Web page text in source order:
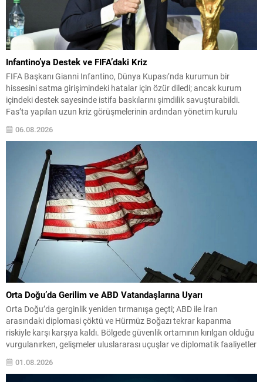
Infantino’ya Destek ve FIFA’daki Kriz
FIFA Başkanı Gianni Infantino, Dünya Kupası’nda kurumun bir
hissesini satma girişimindeki hatalar için özür diledi; ancak kurum
içindeki destek sayesinde istifa baskılarını şimdilik savuşturabildi.
Fas’ta yapılan uzun kriz görüşmelerinin ardından yönetim kurulu
Infantino’ya tam destek verdiğini açıkladı. Sızdırılan plan detayları ve
ulusal federasyonlara verilen teşvik tekliflerinin ortaya çıkışı, yoğun
eleştirilere...
06.08.2026
Orta Doğu’da Gerilim ve ABD Vatandaşlarına Uyarı
Orta Doğu’da gerginlik yeniden tırmanışa geçti; ABD ile İran
arasındaki diplomasi çöktü ve Hürmüz Boğazı tekrar kapanma
riskiyle karşı karşıya kaldı. Bölgede güvenlik ortamının kırılgan olduğu
vurgulanırken, gelişmeler uluslararası uçuşlar ve diplomatik faaliyetler
üzerinde etkili olma potansiyeli taşıyor. ABD yönetimi, çatışma olasılığı
ve beklenmedik operasyonlara karşı bölgedeki vatandaşlarını dikkatli
01.08.2026